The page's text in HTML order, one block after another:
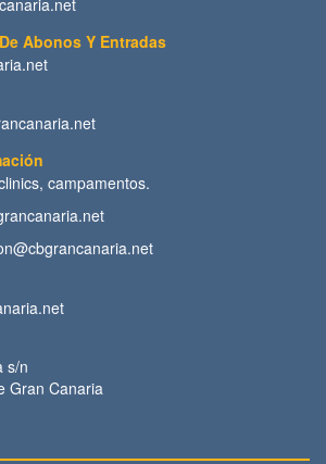
Abonos Y Entradas
campamentos.
s/n
Gran Canaria